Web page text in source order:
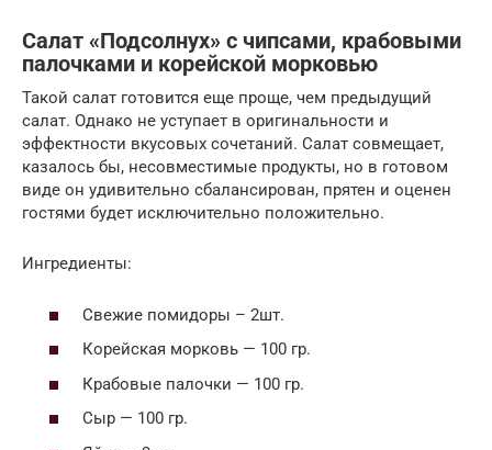
Салат «Подсолнух» с чипсами, крабовыми
палочками и корейской морковью
Такой салат готовится еще проще, чем предыдущий
салат. Однако не уступает в оригинальности и
эффектности вкусовых сочетаний. Салат совмещает,
казалось бы, несовместимые продукты, но в готовом
виде он удивительно сбалансирован, прятен и оценен
гостями будет исключительно положительно.
Ингредиенты:
Свежие помидоры – 2шт.
Корейская морковь — 100 гр.
Крабовые палочки — 100 гр.
Сыр — 100 гр.